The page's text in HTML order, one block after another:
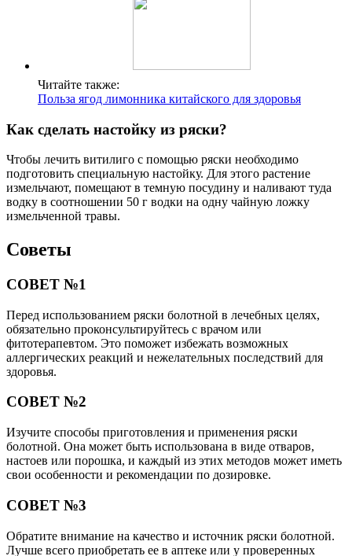
Читайте также:
Польза ягод лимонника китайского для здоровья
Как сделать настойку из ряски?
Чтобы лечить витилиго с помощью ряски необходимо
подготовить специальную настойку. Для этого растение
измельчают, помещают в темную посудину и наливают туда
водку в соотношении 50 г водки на одну чайную ложку
измельченной травы.
Советы
СОВЕТ №1
Перед использованием ряски болотной в лечебных целях,
обязательно проконсультируйтесь с врачом или
фитотерапевтом. Это поможет избежать возможных
аллергических реакций и нежелательных последствий для
здоровья.
СОВЕТ №2
Изучите способы приготовления и применения ряски
болотной. Она может быть использована в виде отваров,
настоев или порошка, и каждый из этих методов может иметь
свои особенности и рекомендации по дозировке.
СОВЕТ №3
Обратите внимание на качество и источник ряски болотной.
Лучше всего приобретать ее в аптеке или у проверенных